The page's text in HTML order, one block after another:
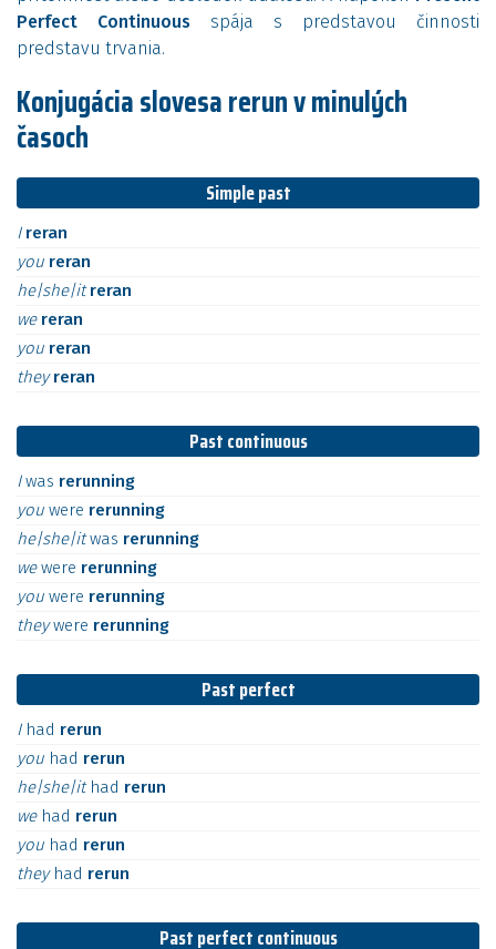
Perfect Continuous spája s predstavou činnosti
predstavu trvania.
Konjugácia slovesa rerun v minulých
časoch
Simple past
I reran
you reran
he|she|itreran
we reran
you reran
theyreran
Past continuous
Iwas rerunning
you were rerunning
he|she|itwas rerunning
wewere rerunning
you were rerunning
theywere rerunning
Past perfect
I had rerun
you had rerun
he|she|it had rerun
we had rerun
you had rerun
they had rerun
Past perfect continuous